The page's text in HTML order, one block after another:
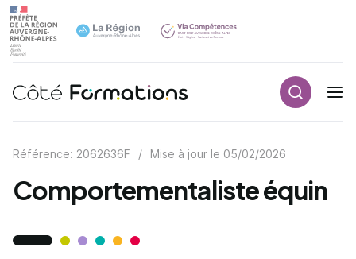
Navigation principale
Référence: 2062636F / Mise à jour le 05/02/2026
Comportementaliste équin